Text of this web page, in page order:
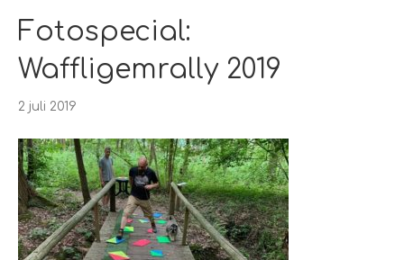
Fotospecial:
Waffligemrally 2019
2 juli 2019